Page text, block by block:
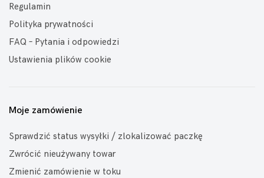
Regulamin
Polityka prywatności
FAQ – Pytania i odpowiedzi
Ustawienia plików cookie
Moje zamówienie
Sprawdzić status wysyłki / zlokalizować paczkę
Zwrócić nieużywany towar
Zmienić zamówienie w toku